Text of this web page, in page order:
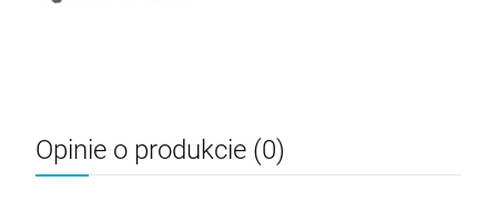
Opinie o produkcie (0)